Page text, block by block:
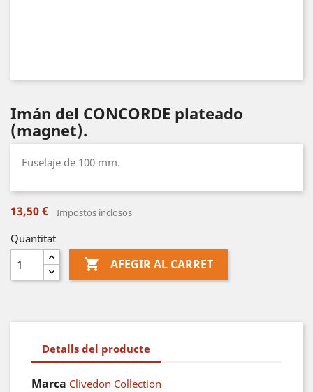
Imán del CONCORDE plateado
(magnet).
Fuselaje de 100 mm.
13,50 € Impostos inclosos
Quantitat
 AFEGIR AL CARRET
Detalls del producte
Marca Clivedon Collection